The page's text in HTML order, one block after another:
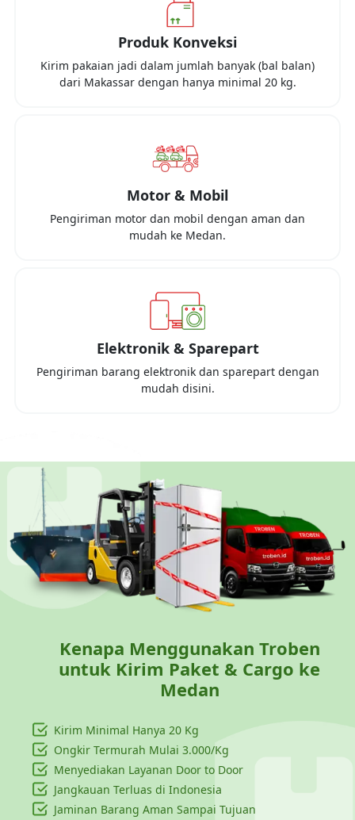
Produk Konveksi
Kirim pakaian jadi dalam jumlah banyak (bal balan)
dari Makassardengan hanya minimal 20 kg.
Motor & Mobil
Pengiriman motor dan mobil dengan aman dan
mudah ke Medan.
Elektronik & Sparepart
Pengiriman barang elektronik dan sparepart dengan
mudah disini.
Kenapa Menggunakan Troben
untuk Kirim Paket & Cargo ke
Medan
Kirim Minimal Hanya 20 Kg
Ongkir Termurah Mulai 3.000/Kg
Menyediakan Layanan Door to Door
Jangkauan Terluas di Indonesia
Jaminan Barang Aman Sampai Tujuan